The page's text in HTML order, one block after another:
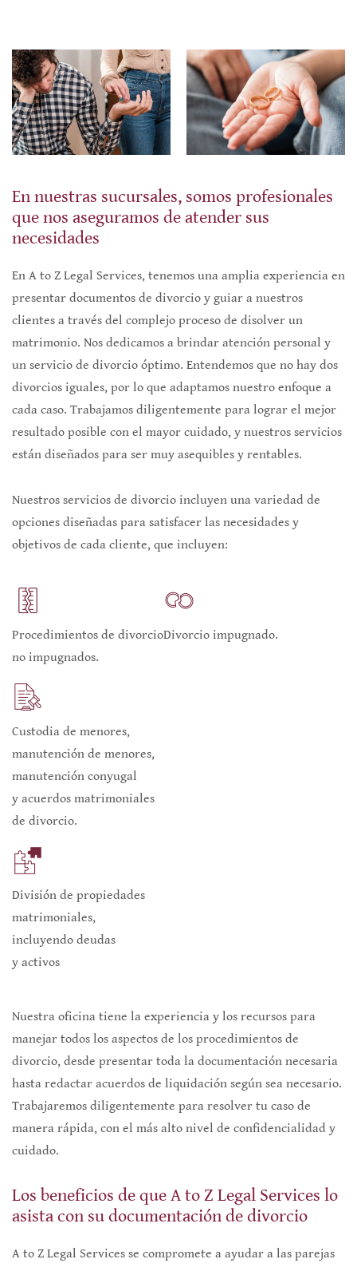
En nuestras sucursales, somos profesionales
que nos aseguramos de atender sus
necesidades
En A to Z Legal Services, tenemos una amplia experiencia en
presentar documentos de divorcio y guiar a nuestros
clientes a través del complejo proceso de disolver un
matrimonio. Nos dedicamos a brindar atención personal y
un servicio de divorcio óptimo. Entendemos que no hay dos
divorcios iguales, por lo que adaptamos nuestro enfoque a
cada caso. Trabajamos diligentemente para lograr el mejor
resultado posible con el mayor cuidado, y nuestros servicios
están diseñados para ser muy asequibles y rentables.
Nuestros servicios de divorcio incluyen una variedad de
opciones diseñadas para satisfacer las necesidades y
objetivos de cada cliente, que incluyen:
Procedimientos de divorcio
no impugnados.
Divorcio impugnado.
Custodia de menores,
manutención de menores,
manutención conyugal
y acuerdos matrimoniales
de divorcio.
División de propiedades
matrimoniales,
incluyendo deudas
y activos
Nuestra oficina tiene la experiencia y los recursos para
manejar todos los aspectos de los procedimientos de
divorcio, desde presentar toda la documentación necesaria
hasta redactar acuerdos de liquidación según sea necesario.
Trabajaremos diligentemente para resolver tu caso de
manera rápida, con el más alto nivel de confidencialidad y
cuidado.
Los beneficios de que A to Z Legal Services lo
asista con su documentación de divorcio
A to Z Legal Services se compromete a ayudar a las parejas